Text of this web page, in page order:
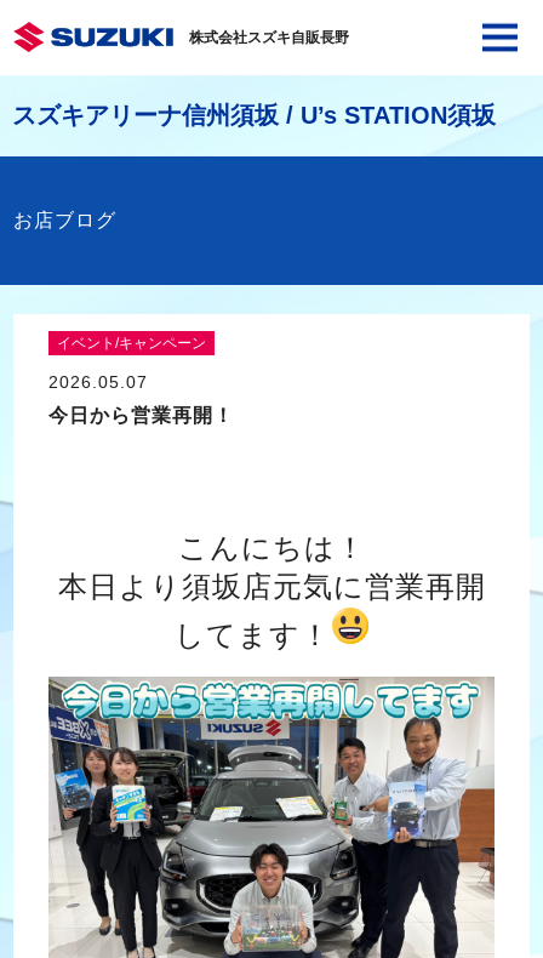
株式会社スズキ自販長野
スズキアリーナ信州須坂 / U’s STATION須坂
お店ブログ
イベント/キャンペーン
2026.05.07
今日から営業再開！
こんにちは！
本日より須坂店元気に営業再開
してます！